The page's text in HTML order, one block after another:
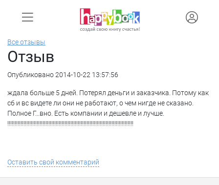
Все отзывы
Отзыв
Опубликовано 2014-10-22 13:57:56
ждала больше 5 дней. Потерял деньги и заказчика. Потому как
сб и вс видете ли они не работают, о чем нигде не сказано.
Полное Г...вно. Есть компании и дешевле и лучше.
!!!!!!!!!!!!!!!!!!!!!!!!!!!!!!!!!!!!!!!!!!!!!!!!!!!!!!!!!!!!!!!!!!!!!!!!!!!!!!!!!!!!!!
Оставить свой комментарий